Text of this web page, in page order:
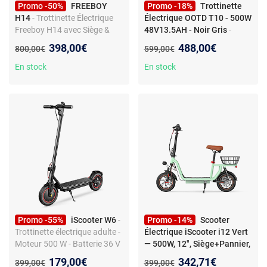
Promo -50%
FREEBOY
H14- Trottinette Électrique
Freeboy H14 avec Siège &
14”, Noir
Ancien prix :
800,00€ Nouveau prix :
398,00€
En stock
Promo -18%
Trottinette
Électrique OOTD T10 - 500W
48V13.5AH - Noir Gris -
électrique OOTD T10 500W,
batterie 48V13.5AH, roues
Ancien prix :
599,00€ Nouveau prix :
488,00€
En stock
Promo -55% iScooter W6-
Trottinette électrique adulte -
Moteur 500 W - Batterie 36 V
Ancien prix :
399,00€ Nouveau prix :
179,00€
Promo -14%
Scooter
Électrique iScooter i12 Vert
— 500W, 12", Siège+Pannier,
Ancien prix :
399,00€ Nouveau prix :
342,71€